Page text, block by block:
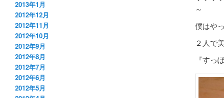
～
僕はや
２人で
『す
2013年1月
2012年12月
2012年11月
2012年10月
2012年9月
2012年8月
2012年7月
2012年6月
2012年5月